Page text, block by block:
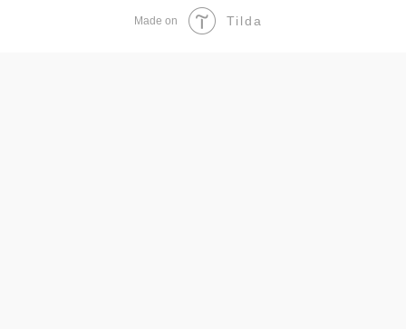
Made on Tilda